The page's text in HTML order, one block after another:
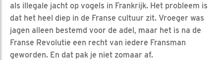
als illegale jacht op vogels in Frankrijk. Het probleem is
dat het heel diep in de Franse cultuur zit. Vroeger was
jagen alleen bestemd voor de adel, maar het is na de
Franse Revolutie een recht van iedere Fransman
geworden. En dat pak je niet zomaar af.